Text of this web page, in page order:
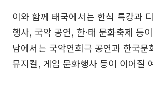
이와 함께 태국에서는 한식 특강과
행사, 국악 공연, 한·태 문화축제 등
남에서는 국악연희극 공연과 한국문
뮤지컬, 게임 문화행사 등이 이어질